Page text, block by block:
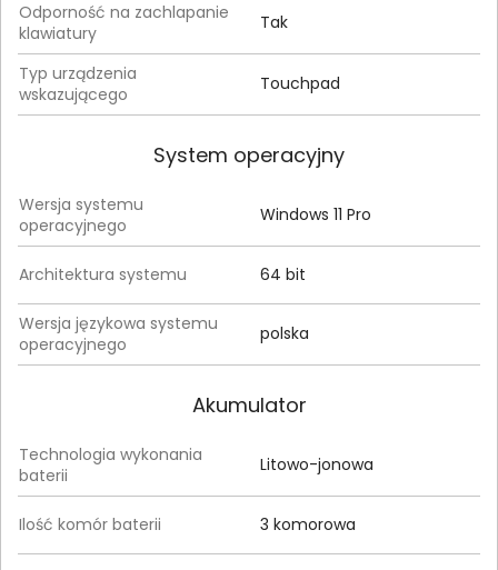
Odporność na zachlapanie
klawiatury
Tak
Typ urządzenia
wskazującego
Touchpad
System operacyjny
Wersja systemu
operacyjnego
Windows 11 Pro
Architektura systemu 64 bit
Wersja językowa systemu
operacyjnego
polska
Akumulator
Technologia wykonania
baterii
Litowo-jonowa
Ilość komór baterii 3 komorowa